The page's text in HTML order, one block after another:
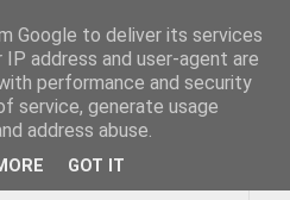
alles
Google to deliver its services
address and user-agent are
performance and security
service, generate usage
address abuse.
GOT IT